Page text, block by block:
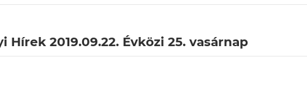
Hírek 2019.09.22. Évközi 25. vasárnap